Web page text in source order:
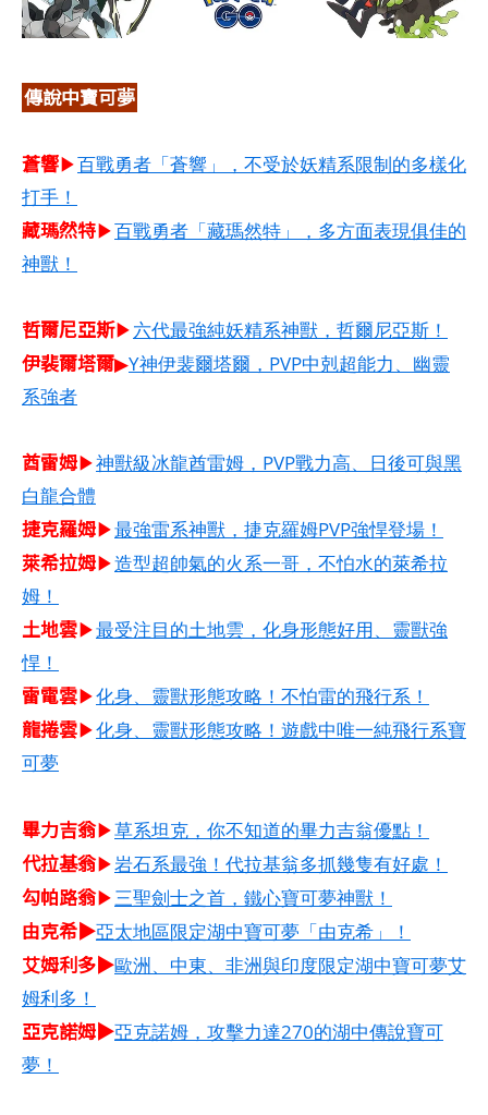
傳說中寶可夢
蒼響▶百戰勇者「蒼響」，不受於妖精系限制的多樣化
打手！
藏瑪然特▶百戰勇者「藏瑪然特」，多方面表現俱佳的
神獸！
哲爾尼亞斯​▶六代最強純妖精系神獸，哲爾尼亞斯！
伊裴爾塔爾▶Y神伊裴爾塔爾，PVP中剋超能力、幽靈
系強者
酋雷姆​▶神獸級冰龍酋雷姆，PVP戰力高、日後可與黑
白龍合體
捷克羅姆​▶最強雷系神獸，捷克羅姆PVP強悍登場！
萊希拉姆​▶造型超帥氣的火系一哥，不怕水的萊希拉
姆！
土地雲▶最受注目的土地雲，化身形態好用、靈獸強
悍！
雷電雲▶化身、靈獸形態攻略！不怕雷的飛行系！
龍捲雲▶化身、靈獸形態攻略！遊戲中唯一純飛行系寶
可夢
畢力吉翁▶草系坦克，你不知道的畢力吉翁優點！
代拉基翁▶岩石系最強！代拉基翁多抓幾隻有好處！
勾帕路翁▶三聖劍士之首，鐵心寶可夢神獸！
由克希▶亞太地區限定湖中寶可夢「由克希」！
艾姆利多▶歐洲、中東、非洲與印度限定湖中寶可夢艾
姆利多！
亞克諾姆▶亞克諾姆，攻擊力達270的湖中傳說寶可
夢！